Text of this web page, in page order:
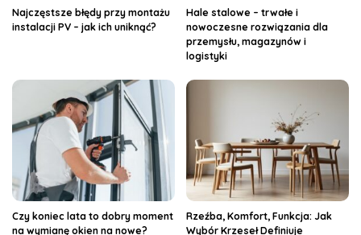
Najczęstsze błędy przy montażu
instalacji PV – jak ich uniknąć?
Hale stalowe – trwałe i
nowoczesne rozwiązania dla
przemysłu, magazynów i
logistyki
Czy koniec lata to dobry moment
na wymianę okien na nowe?
Rzeźba, Komfort, Funkcja: Jak
Wybór Krzeseł Definiuje